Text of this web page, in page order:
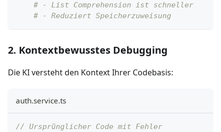
# - List Comprehension ist schneller
# - Reduziert Speicherzuweisung
2. Kontextbewusstes Debugging
Die KI versteht den Kontext Ihrer Codebasis:
auth.service.ts
// Ursprünglicher Code mit Fehler